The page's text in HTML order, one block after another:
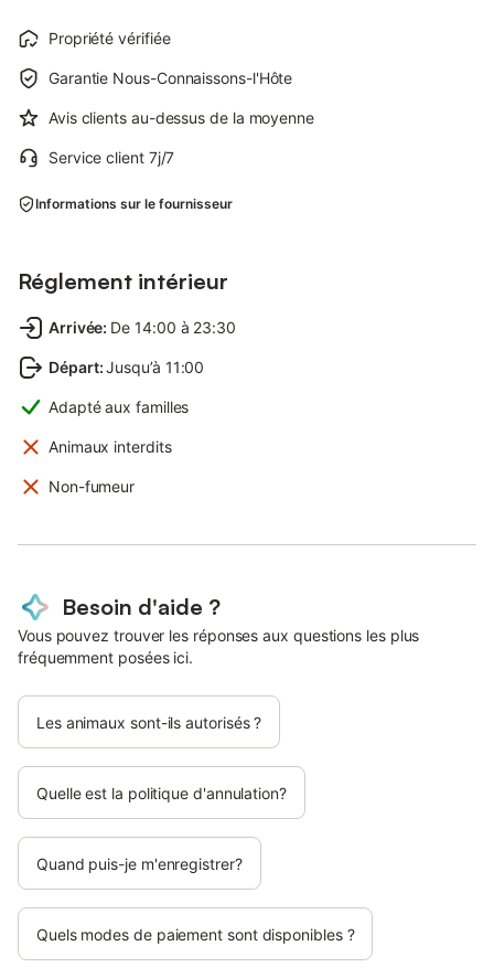
Propriété vérifiée
Garantie Nous-Connaissons-l'Hôte
Avis clients au-dessus de la moyenne
Service client 7j/7
Informations sur le fournisseur
Réglement intérieur
Arrivée: De 14:00 à 23:30
Départ:Jusqu’à 11:00
Adapté aux familles
Animaux interdits
Non-fumeur
Besoin d'aide ?
Vous pouvez trouver les réponses aux questions les plus
fréquemment posées ici.
Les animaux sont-ils autorisés ?
Quelle est la politique d'annulation?
Quand puis-je m'enregistrer?
Quels modes de paiement sont disponibles ?